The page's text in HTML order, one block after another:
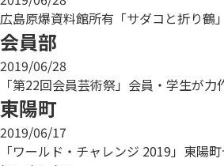
広島原爆資料館所有「サダコと折り鶴
会員部
2019/06/28
「第22回会員芸術祭」会員・学生が力
東陽町
2019/06/17
「ワールド・チャレンジ 2019」東陽